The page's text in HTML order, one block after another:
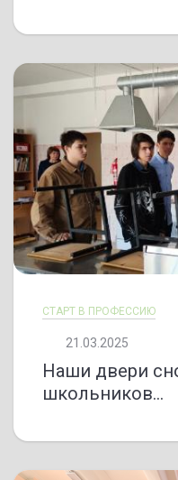
СТАРТ В ПРОФЕССИЮ
21.03.2025
Наши двери
школьников...